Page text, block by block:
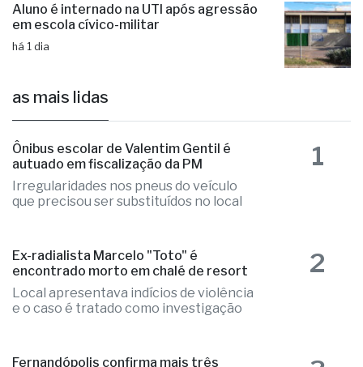
Aluno é internado na UTI após agressão
em escola cívico-militar
há 1 dia
as mais lidas
Ônibus escolar de Valentim Gentil é
autuado em fiscalização da PM
Irregularidades nos pneus do veículo
que precisou ser substituídos no local
1
Ex-radialista Marcelo "Toto" é
encontrado morto em chalé de resort
Local apresentava indícios de violência
e o caso é tratado como investigação
2
Fernandópolis confirma mais três